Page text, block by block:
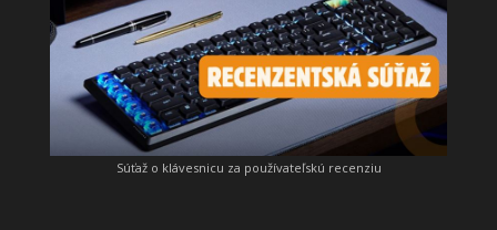
Súťaž o klávesnicu za používateľskú recenziu